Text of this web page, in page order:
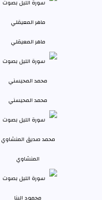
ماهر المعيقلي
محمد المحيسني
المنشاوي